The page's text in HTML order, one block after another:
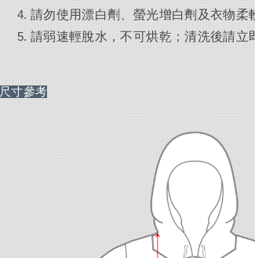
請勿使用漂白劑、螢光增白劑及衣物柔
請弱速輕脫水，不可烘乾；清洗後請立
尺寸參考